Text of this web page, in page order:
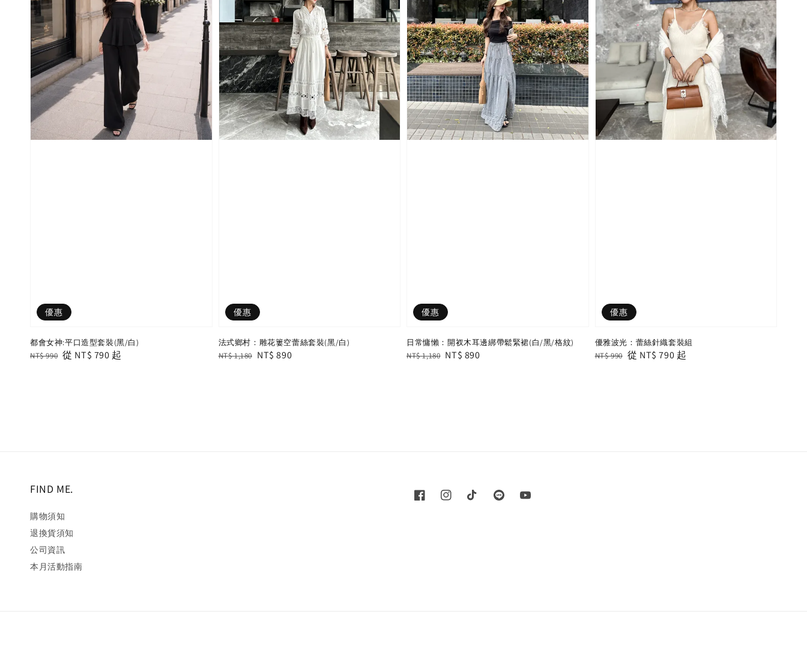
優惠
都會女神:平口造型套裝(黑/白)
Regular
NT$ 990 Sale
從 NT$ 790 起
優惠
法式鄉村：雕花簍空蕾絲套裝(黑/白)
Regular
NT$ 1,180 Sale
NT$ 890
優惠
日常慵懶：開衩木耳邊綁帶鬆緊裙(白/黑/格紋)
Regular
NT$ 1,180 Sale
NT$ 890
優惠
優雅波光：蕾絲針織套裝組
Regular
NT$ 990 Sale
從 NT$ 790 起
FIND ME.
購物須知
退換貨須知
公司資訊
本月活動指南